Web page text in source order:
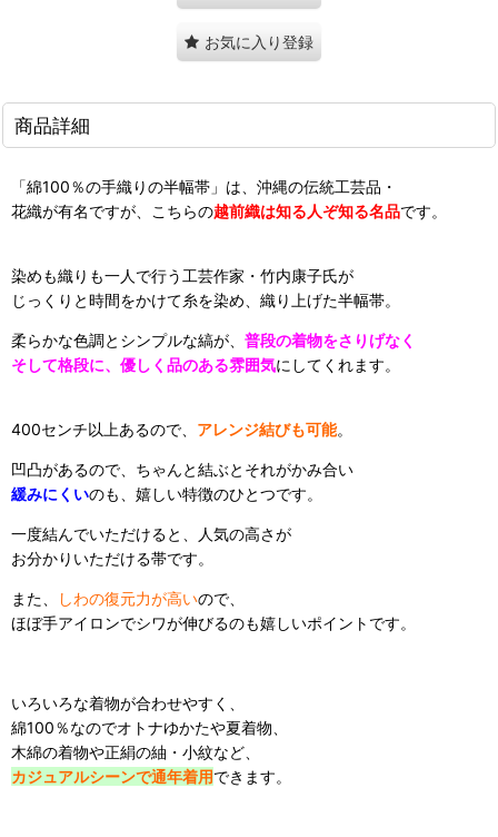
お気に入り登録
商品詳細
「綿100％の手織りの半幅帯」は、沖縄の伝統工芸品・
花織が有名ですが、こちらの越前織は知る人ぞ知る名品です。
染めも織りも一人で行う工芸作家・竹内康子氏が
じっくりと時間をかけて糸を染め、織り上げた半幅帯。
柔らかな色調とシンプルな縞が、 普段の着物をさりげなく
そして格段に、優しく品のある雰囲気にしてくれます。
400センチ以上あるので、 アレンジ結びも可能。
凹凸があるので、ちゃんと結ぶとそれがかみ合い
緩みにくいのも、嬉しい特徴のひとつです。
一度結んでいただけると、人気の高さが
お分かりいただける帯です。
また、 しわの復元力が高いので、
ほぼ手アイロンでシワが伸びるのも嬉しいポイントです。
いろいろな着物が合わせやすく、
綿100％なのでオトナゆかたや夏着物、
木綿の着物や正絹の紬・小紋など、
カジュアルシーンで通年着用できます。